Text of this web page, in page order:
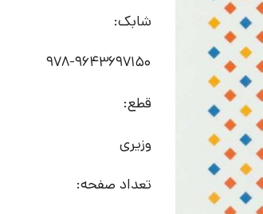
شابک:
978-9643697150
قطع:
وزیری
تعداد صفحه: